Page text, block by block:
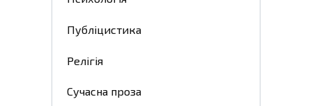
Публіцистика
Релігія
Сучасна проза